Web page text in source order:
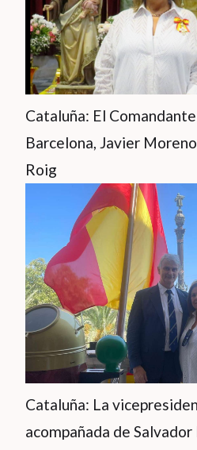
Cataluña: El
Barcelona, Javier
Roig
Cataluña: La
acompañada de